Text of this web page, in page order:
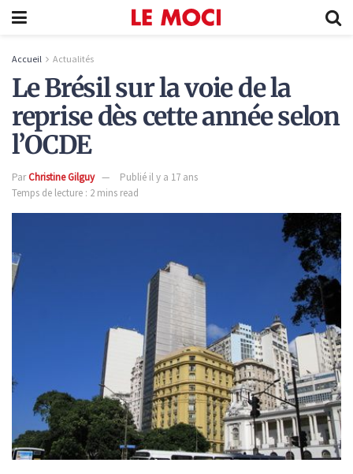
Accueil Actualités
Le Brésil sur la voie de la
reprise dès cette année selon
l’OCDE
ParChristine Gilguy
Publié il y a 17 ans
Temps de lecture : 2 mins read